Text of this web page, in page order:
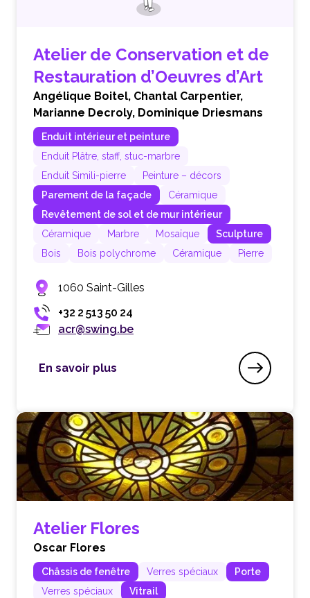
Atelier de Conservation et de
Restauration d’Oeuvres d’Art
Angélique Boitel, Chantal Carpentier,
Marianne Decroly, Dominique Driesmans
Enduit intérieur et peinture
Enduit Plâtre, staff, stuc-marbre
Enduit Simili-pierre
Peinture – décors
Parement de la façade
Céramique
Revêtement de sol et de mur intérieur
Céramique
Marbre Mosaïque
Sculpture
Bois
Bois polychrome Céramique Pierre
1060 Saint-Gilles
+32 2 513 50 24
acr@swing.be
En savoir plus
Atelier de Conservation et de Restauration
Atelier Flores
Oscar Flores
Châssis de fenêtre Verres spéciaux
Porte
Verres spéciaux
Vitrail